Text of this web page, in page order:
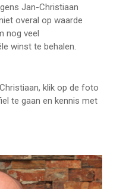
Jan-Christiaan
overal op waarde
nog veel
winst te behalen.
klik op de foto
te gaan en kennis met